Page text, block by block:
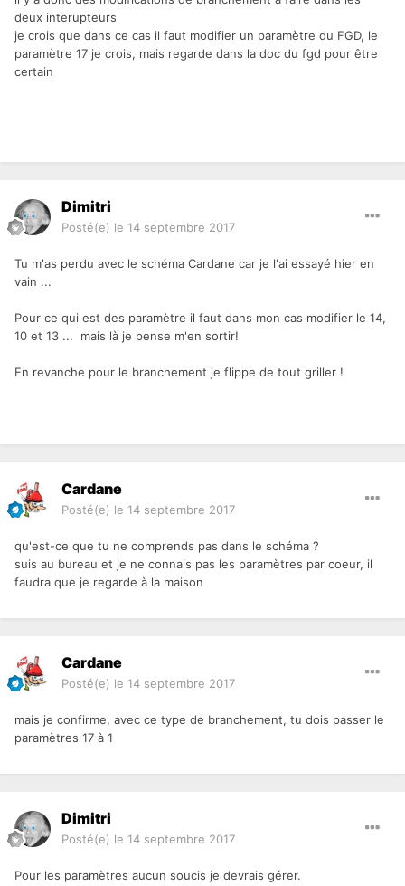
deux interupteurs
je crois que dans ce cas il faut modifier un paramètre du FGD, le
paramètre 17 je crois, mais regarde dans la doc du fgd pour être
certain
Dimitri
Posté(e) le 14 septembre 2017
Tu m'as perdu avec le schéma Cardane car je l'ai essayé hier en
vain ...
Pour ce qui est des paramètre il faut dans mon cas modifier le 14,
10 et 13 ... mais là je pense m'en sortir!
En revanche pour le branchement je flippe de tout griller !
Cardane
Posté(e) le 14 septembre 2017
qu'est-ce que tu ne comprends pas dans le schéma ?
suis au bureau et je ne connais pas les paramètres par coeur, il
faudra que je regarde à la maison
Cardane
Posté(e) le 14 septembre 2017
mais je confirme, avec ce type de branchement, tu dois passer le
paramètres 17 à 1
Dimitri
Posté(e) le 14 septembre 2017
Pour les paramètres aucun soucis je devrais gérer.